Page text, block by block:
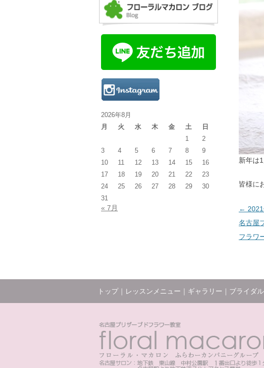
新年は
皆様に
投稿ナ
←
名古屋
フラワ
2026年8月
月
火 水 木 金 土
日
1
2
3
4 5 6 7 8
9
10
11 12 13 14 15
16
17
18 19 20 21 22
23
24
25 26 27 28 29
30
31
« 7月
トップ｜ レッスンメニュー ギャラリー ブライダル